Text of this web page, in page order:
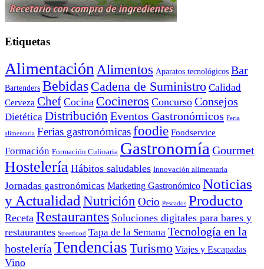
Etiquetas
Alimentación Alimentos Aparatos tecnológicos Bar
Bartenders Bebidas Cadena de Suministro Calidad
Cerveza Chef Cocina Cocineros Concurso Consejos
Dietética Distribución Eventos Gastronómicos Feria
alimentaria Ferias gastronómicasfoodie Foodservice
Formación Formación Culinaria Gastronomía Gourmet
Hostelería Hábitos saludables Innovación alimentaria
Jornadas gastronómicas Marketing Gastronómico Noticias
y Actualidad Nutrición Ocio Pescados Producto
Receta Restaurantes Soluciones digitales para bares y
restaurantes Streetfood Tapa de la Semana Tecnología en la
hostelería Tendencias Turismo Viajes y Escapadas
Vino